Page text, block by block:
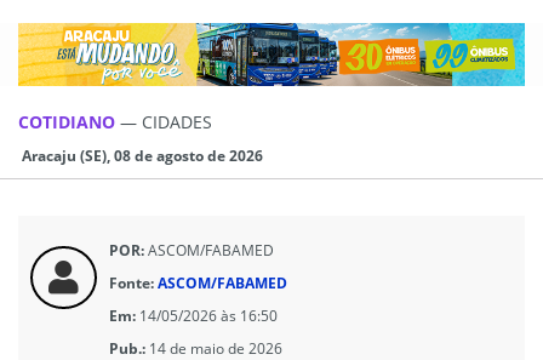
COTIDIANO — CIDADES
Aracaju (SE), 08 de agosto de 2026
POR:ASCOM/FABAMED
Fonte:ASCOM/FABAMED
Em: 14/05/2026 às 16:50
Pub.: 14 de maio de 2026